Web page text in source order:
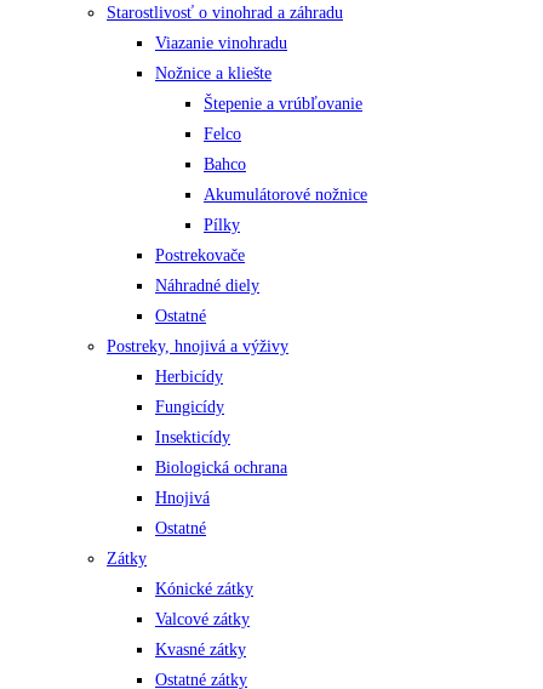
Starostlivosť o vinohrad a záhradu
Viazanie vinohradu
Nožnice a kliešte
Štepenie a vrúbľovanie
Felco
Bahco
Akumulátorové nožnice
Pílky
Postrekovače
Náhradné diely
Ostatné
Postreky, hnojivá a výživy
Herbicídy
Fungicídy
Insekticídy
Biologická ochrana
Hnojivá
Ostatné
Zátky
Kónické zátky
Valcové zátky
Kvasné zátky
Ostatné zátky